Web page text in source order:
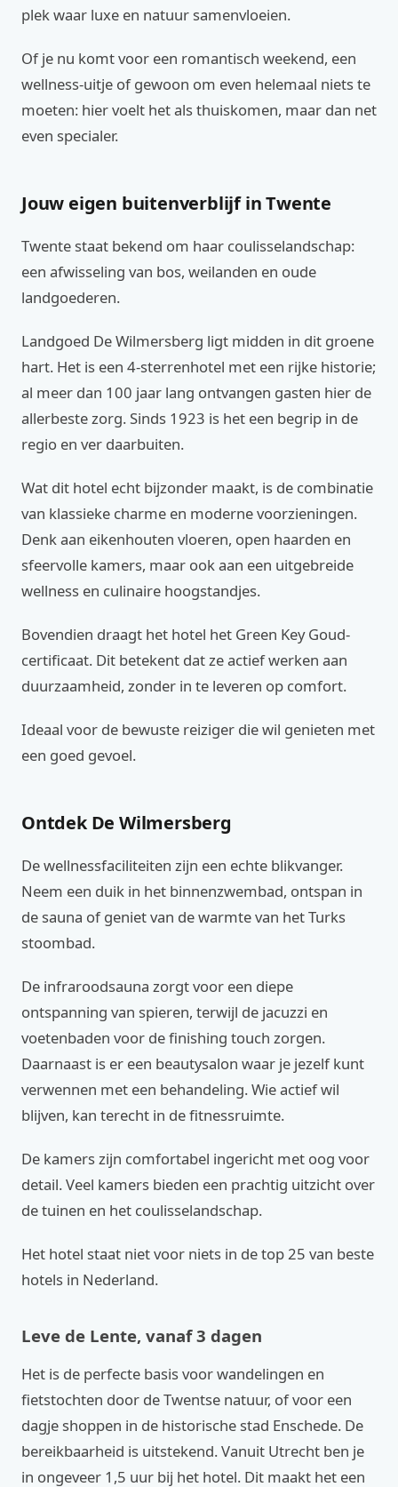
plek waar luxe en natuur samenvloeien.
Of je nu komt voor een romantisch weekend, een
wellness-uitje of gewoon om even helemaal niets te
moeten: hier voelt het als thuiskomen, maar dan net
even specialer.
Jouw eigen buitenverblijf in Twente
Twente staat bekend om haar coulisselandschap:
een afwisseling van bos, weilanden en oude
landgoederen.
Landgoed De Wilmersberg ligt midden in dit groene
hart. Het is een 4-sterrenhotel met een rijke historie;
al meer dan 100 jaar lang ontvangen gasten hier de
allerbeste zorg. Sinds 1923 is het een begrip in de
regio en ver daarbuiten.
Wat dit hotel echt bijzonder maakt, is de combinatie
van klassieke charme en moderne voorzieningen.
Denk aan eikenhouten vloeren, open haarden en
sfeervolle kamers, maar ook aan een uitgebreide
wellness en culinaire hoogstandjes.
Bovendien draagt het hotel het Green Key Goud-
certificaat. Dit betekent dat ze actief werken aan
duurzaamheid, zonder in te leveren op comfort.
Ideaal voor de bewuste reiziger die wil genieten met
een goed gevoel.
Ontdek De Wilmersberg
De wellnessfaciliteiten zijn een echte blikvanger.
Neem een duik in het binnenzwembad, ontspan in
de sauna of geniet van de warmte van het Turks
stoombad.
De infraroodsauna zorgt voor een diepe
ontspanning van spieren, terwijl de jacuzzi en
voetenbaden voor de finishing touch zorgen.
Daarnaast is er een beautysalon waar je jezelf kunt
verwennen met een behandeling. Wie actief wil
blijven, kan terecht in de fitnessruimte.
De kamers zijn comfortabel ingericht met oog voor
detail. Veel kamers bieden een prachtig uitzicht over
de tuinen en het coulisselandschap.
Het hotel staat niet voor niets in de top 25 van beste
hotels in Nederland.
Leve de Lente, vanaf 3 dagen
Het is de perfecte basis voor wandelingen en
fietstochten door de Twentse natuur, of voor een
dagje shoppen in de historische stad Enschede. De
bereikbaarheid is uitstekend. Vanuit Utrecht ben je
in ongeveer 1,5 uur bij het hotel. Dit maakt het een